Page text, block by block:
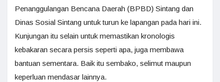
Penanggulangan Bencana Daerah (BPBD) Sintang dan
Dinas Sosial Sintang untuk turun ke lapangan pada hari ini.
Kunjungan itu selain untuk memastikan kronologis
kebakaran secara persis seperti apa, juga membawa
bantuan sementara. Baik itu sembako, selimut maupun
keperluan mendasar lainnya.